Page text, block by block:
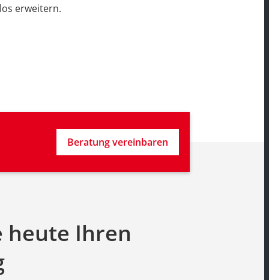
erweitern.
Beratung vereinbaren
heute Ihren